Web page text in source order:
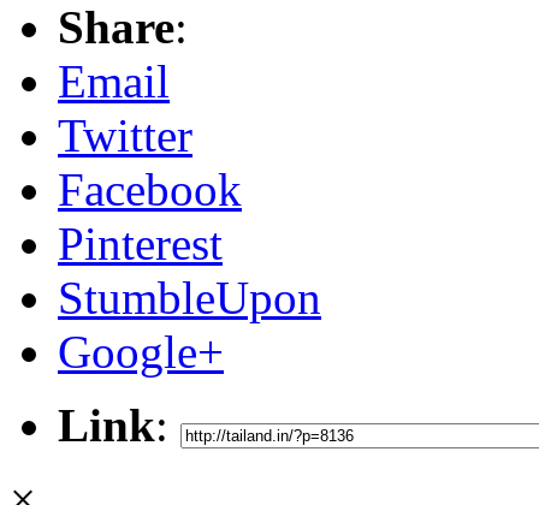
Share:
Email
Twitter
Facebook
Pinterest
StumbleUpon
Google+
Link: